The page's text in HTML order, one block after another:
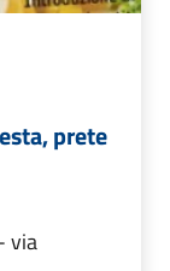
prete
via